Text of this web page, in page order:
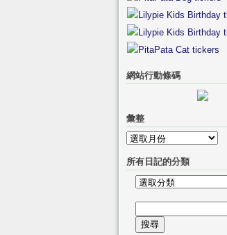
網站行動條碼
彙整
彙
整
所有日記的分類
所
日
記
尋